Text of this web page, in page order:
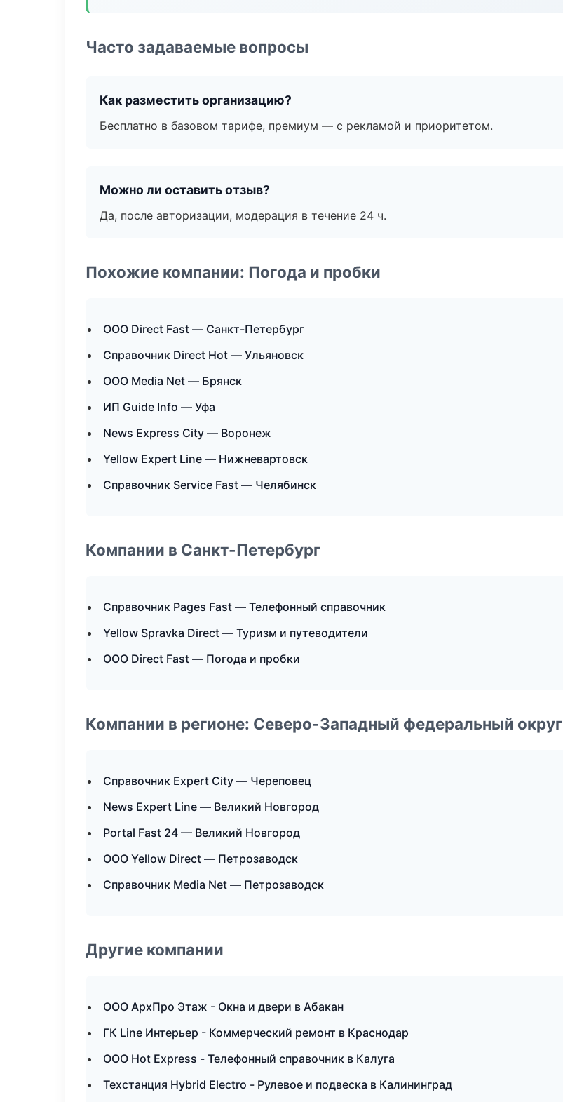
Часто задаваемые вопросы
Как разместить организацию?
Бесплатно в базовом тарифе, премиум — с рекламой и приоритетом.
Можно ли оставить отзыв?
Да, после авторизации, модерация в течение 24 ч.
Похожие компании: Погода и пробки
ООО Direct Fast — Санкт-Петербург
Справочник Direct Hot — Ульяновск
ООО Media Net — Брянск
ИП Guide Info — Уфа
News Express City — Воронеж
Yellow Expert Line — Нижневартовск
Справочник Service Fast — Челябинск
Компании в Санкт-Петербург
Справочник Pages Fast — Телефонный справочник
Yellow Spravka Direct — Туризм и путеводители
ООО Direct Fast — Погода и пробки
Компании в регионе: Северо-Западный федеральный округ
Справочник Expert City — Череповец
News Expert Line — Великий Новгород
Portal Fast 24 — Великий Новгород
ООО Yellow Direct — Петрозаводск
Справочник Media Net — Петрозаводск
Другие компании
ООО АрхПро Этаж - Окна и двери в Абакан
ГК Line Интерьер - Коммерческий ремонт в Краснодар
ООО Hot Express - Телефонный справочник в Калуга
Техстанция Hybrid Electro - Рулевое и подвеска в Калининград